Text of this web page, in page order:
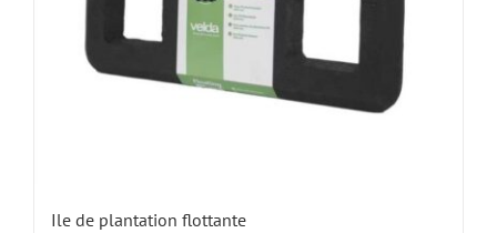
Ile de plantation flottante